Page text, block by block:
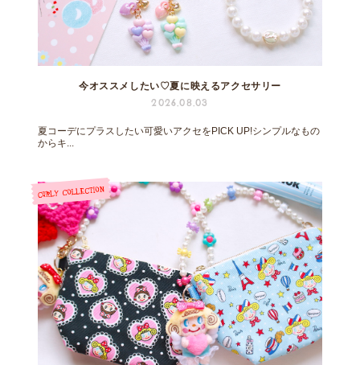
今オススメしたい♡夏に映えるアクセサリー
2026.08.03
夏コーデにプラスしたい可愛いアクセをPICK UP!シンプルなもの
からキ...